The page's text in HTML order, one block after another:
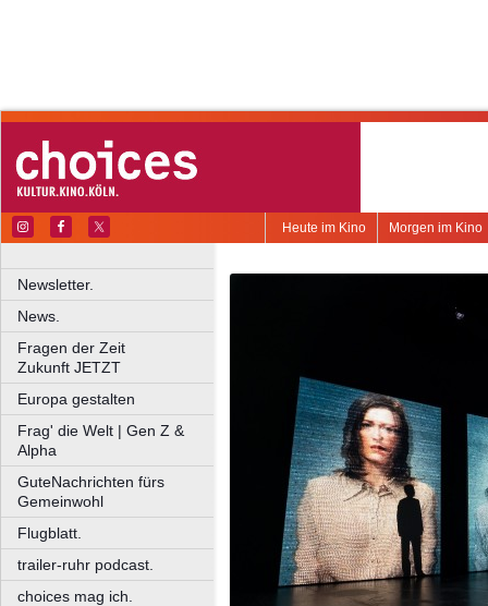
Morgen im Kino
Heute im Kino
Newsletter.
News.
Fragen der Zeit
Zukunft JETZT
Europa gestalten
Frag' die Welt | Gen Z &
Alpha
GuteNachrichten fürs
Gemeinwohl
Flugblatt.
trailer-ruhr podcast.
choices mag ich.